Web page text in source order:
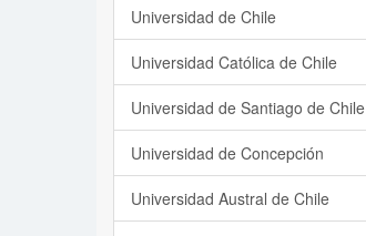
Universidad de Chile
Universidad Católica de Chile
Universidad de Santiago de Chile
Universidad de Concepción
Universidad Austral de Chile